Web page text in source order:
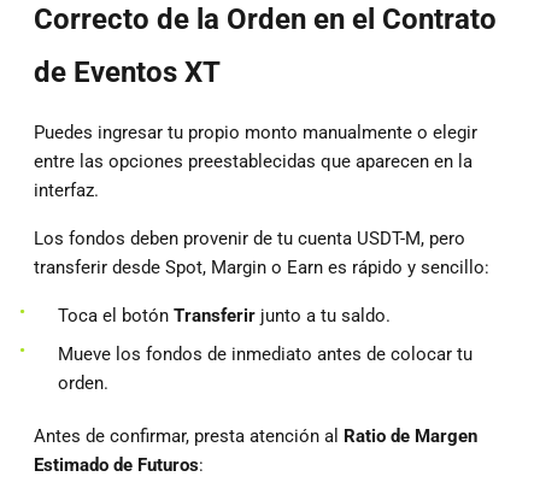
Correcto de la Orden en el Contrato
de Eventos XT
Puedes ingresar tu propio monto manualmente o elegir
entre las opciones preestablecidas que aparecen en la
interfaz.
Los fondos deben provenir de tu cuenta USDT-M, pero
transferir desde Spot, Margin o Earn es rápido y sencillo:
Toca el botón Transferir junto a tu saldo.
Mueve los fondos de inmediato antes de colocar tu
orden.
Antes de confirmar, presta atención al Ratio de Margen
Estimado de Futuros: